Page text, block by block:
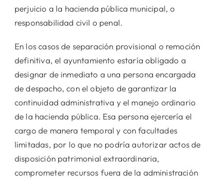
perjuicio a la hacienda pública municipal, o
responsabilidad civil o penal.
En los casos de separación provisional o remoción
definitiva, el ayuntamiento estaría obligado a
designar de inmediato a una persona encargada
de despacho, con el objeto de garantizar la
continuidad administrativa y el manejo ordinario
de la hacienda pública. Esa persona ejercería el
cargo de manera temporal y con facultades
limitadas, por lo que no podría autorizar actos de
disposición patrimonial extraordinaria,
comprometer recursos fuera de la administración